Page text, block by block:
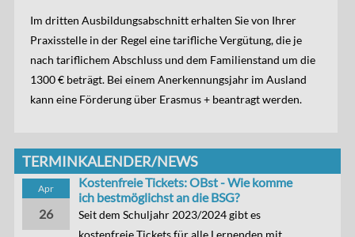
Im dritten Ausbildungsabschnitt erhalten Sie von Ihrer
Praxisstelle in der Regel eine tarifliche Vergütung, die je
nach tariflichem Abschluss und dem Familienstand um die
1300 € beträgt. Bei einem Anerkennungsjahr im Ausland
kann eine Förderung über Erasmus + beantragt werden.
TERMINKALENDER/NEWS
Apr
26
Kostenfreie Tickets: OBst - Wie komme
ich bestmöglichst an die BSG?
Seit dem Schuljahr 2023/2024 gibt es
kostenfreie Tickets für alle Lernenden mit